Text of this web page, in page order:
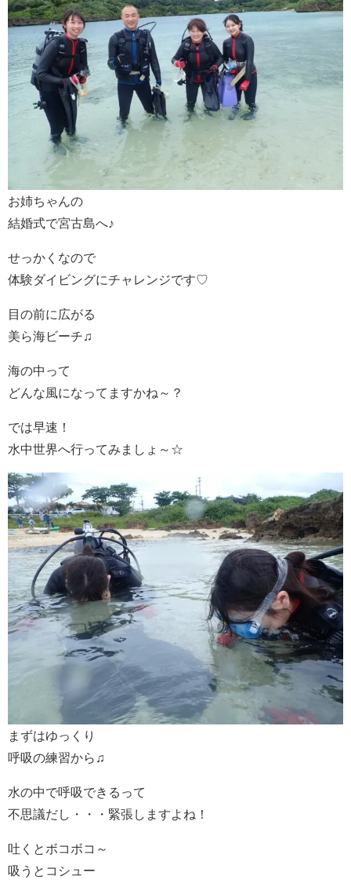
お姉ちゃんの
結婚式で宮古島へ♪
せっかくなので
体験ダイビングにチャレンジです♡
目の前に広がる
美ら海ビーチ♫
海の中って
どんな風になってますかね～？
では早速！
水中世界へ行ってみましょ～☆
まずはゆっくり
呼吸の練習から♫
水の中で呼吸できるって
不思議だし・・・緊張しますよね！
吐くとボコボコ～
吸うとコシュー